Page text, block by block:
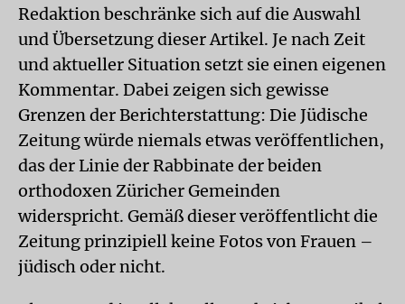
Redaktion beschränke sich auf die Auswahl
und Übersetzung dieser Artikel. Je nach Zeit
und aktueller Situation setzt sie einen eigenen
Kommentar. Dabei zeigen sich gewisse
Grenzen der Berichterstattung: Die Jüdische
Zeitung würde niemals etwas veröffentlichen,
das der Linie der Rabbinate der beiden
orthodoxen Züricher Gemeinden
widerspricht. Gemäß dieser veröffentlicht die
Zeitung prinzipiell keine Fotos von Frauen –
jüdisch oder nicht.